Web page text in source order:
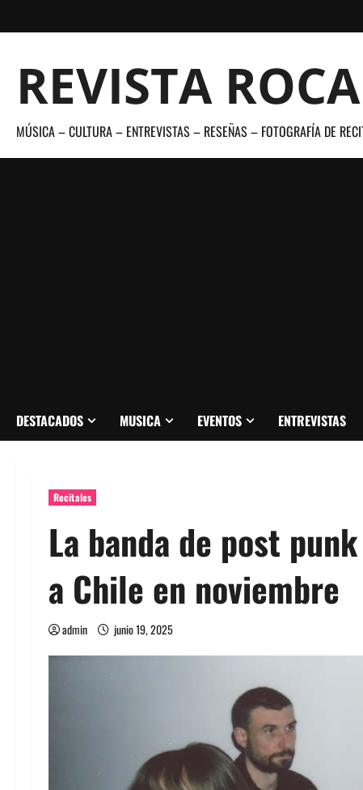
al
REVISTA
MÚSICA – CULTURA – ENTREVISTAS – RESEÑAS – FOTOGRAFÍA DE
DESTACADOS MUSICA EVENTOS ENTREVISTAS
Recitales
La banda de post
a Chile en noviembre
admin junio 19, 2025